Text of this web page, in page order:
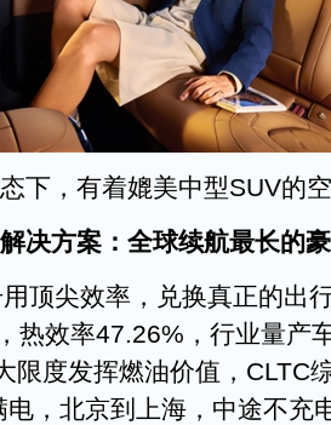
下，有着媲美中型SUV的
决方案：全球续航最长的
顶尖效率，兑换真正的出
热效率47.26%，行业量产
限度发挥燃油价值，CLTC
，北京到上海，中途不充